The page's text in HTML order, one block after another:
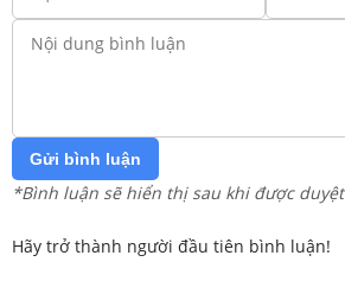
Gửi bình luận
*Bình luận sẽ hiển thị sau khi được duyệt
Hãy trở thành người đầu tiên bình luận!